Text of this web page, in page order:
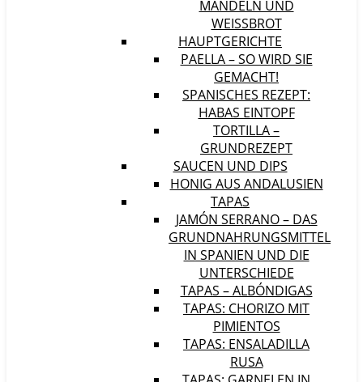
MANDELN UND
WEISSBROT
HAUPTGERICHTE
PAELLA – SO WIRD SIE
GEMACHT!
SPANISCHES REZEPT:
HABAS EINTOPF
TORTILLA –
GRUNDREZEPT
SAUCEN UND DIPS
HONIG AUS ANDALUSIEN
TAPAS
JAMÓN SERRANO – DAS
GRUNDNAHRUNGSMITTEL
IN SPANIEN UND DIE
UNTERSCHIEDE
TAPAS – ALBÓNDIGAS
TAPAS: CHORIZO MIT
PIMIENTOS
TAPAS: ENSALADILLA
RUSA